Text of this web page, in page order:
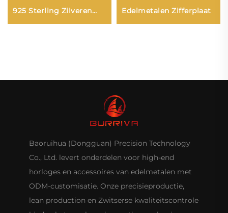
925 Sterling Zilveren
Kast
Edelmetalen Zifferplaat
Baoruihua (Dongguan) Precision Technology
Co., Ltd. levert onderdelen voor high-end
horloges en accessoires van edelmetalen met
ODM-customisatie. Onze precisieproductie,
lean production en Zwitserse kwaliteitscontrole